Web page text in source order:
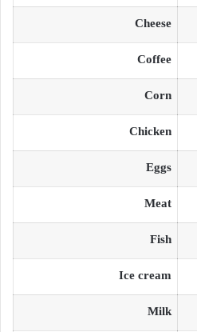
Cheese
Coffee
Corn
Chicken
Eggs
Meat
Fish
Ice cream
Milk